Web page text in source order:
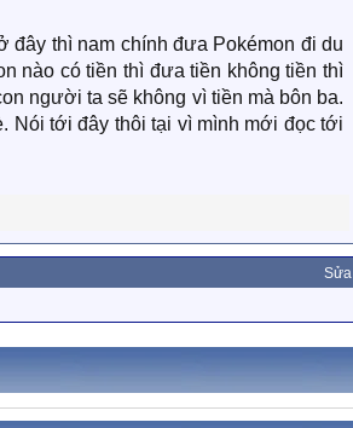
đây thì nam chính đưa Pokémon đi du
nào có tiền thì đưa tiền không tiền thì
người ta sẽ không vì tiền mà bôn ba.
Nói tới đây thôi tại vì mình mới đọc tới
Sửa